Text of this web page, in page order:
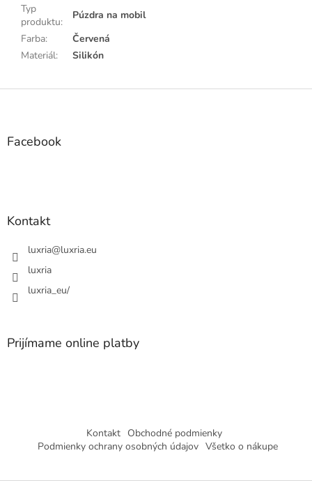
Typ
produktu:
Púzdra na mobil
Farba:
Červená
Materiál: Silikón
Z
Facebook
Kontakt
luxria@luxria.eu
luxria
luxria_eu/
Prijímame online platby
Kontakt Obchodné podmienky
Podmienky ochrany osobných údajov Všetko o nákupe